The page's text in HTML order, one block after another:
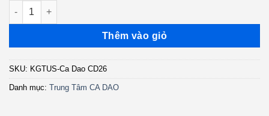
Ca Dao CD26 - Chuyện Ông Đồ Già (Phôi A) KGTUS số lượng
Thêm vào giỏ
SKU: KGTUS-Ca Dao CD26
Danh mục: Trung Tâm CA DAO